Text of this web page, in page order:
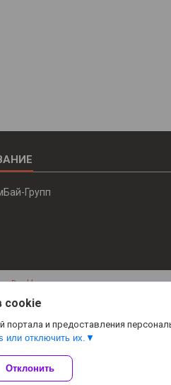
Групп
Deal.by
cookies
cookie
и предоставления
или отключить их.
Отклонить
на контент